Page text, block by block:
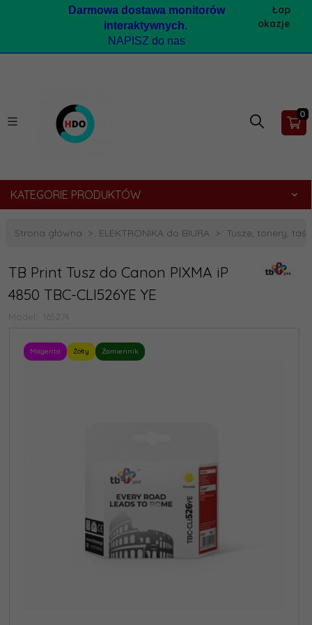
Darmowa dostawa monitorów
interaktywnych.
NAPISZ do nas
Łap
okazje
0
KATEGORIE PRODUKTÓW
Strona główna ELEKTRONIKA do BIURA Tusze, tonery,
TB Print Tusz do Canon PIXMA iP
4850 TBC-CLI526YE YE
Model: 165274
Magenta Żółty Zamiennik